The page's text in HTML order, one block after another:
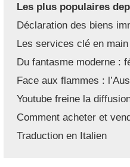
Les plus populaires
Déclaration des biens
Les services clé en
Du fantasme moderne :
Face aux flammes :
Youtube freine la
Comment acheter et
Traduction en Italien